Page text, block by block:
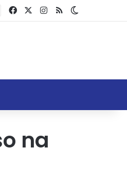
FacebookInstagram
RSS
na